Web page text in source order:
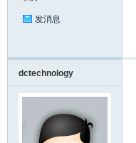
发消息
dctechnology